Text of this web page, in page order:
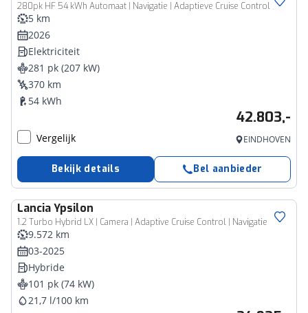
280pk HF 54 kWh Automaat | Navigatie | Adaptieve Cruise Control | Camera Voor + Achter | 18"LMV | Dodehoekdetectie | Keyless Entry/Start | 3 FASE | LED | Sportonderstel |
5 km
2026
Elektriciteit
281 pk (207 kW)
370 km
54 kWh
42.803,-
Vergelijk EINDHOVEN
Bekijk details Bel aanbieder
LanciaYpsilon
1.2 Turbo Hybrid LX | Camera | Adaptive Cruise Control | Navigatie
9.572 km
03-2025
Hybride
101 pk (74 kW)
21,7 l/100 km